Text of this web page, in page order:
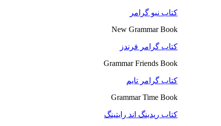
کتاب نیو گرامر
New Grammar Book
کتاب گرامر فرندز
Grammar Friends Book
کتاب گرامر تایم
Grammar Time Book
کتاب ریدینگ اند رایتینگ